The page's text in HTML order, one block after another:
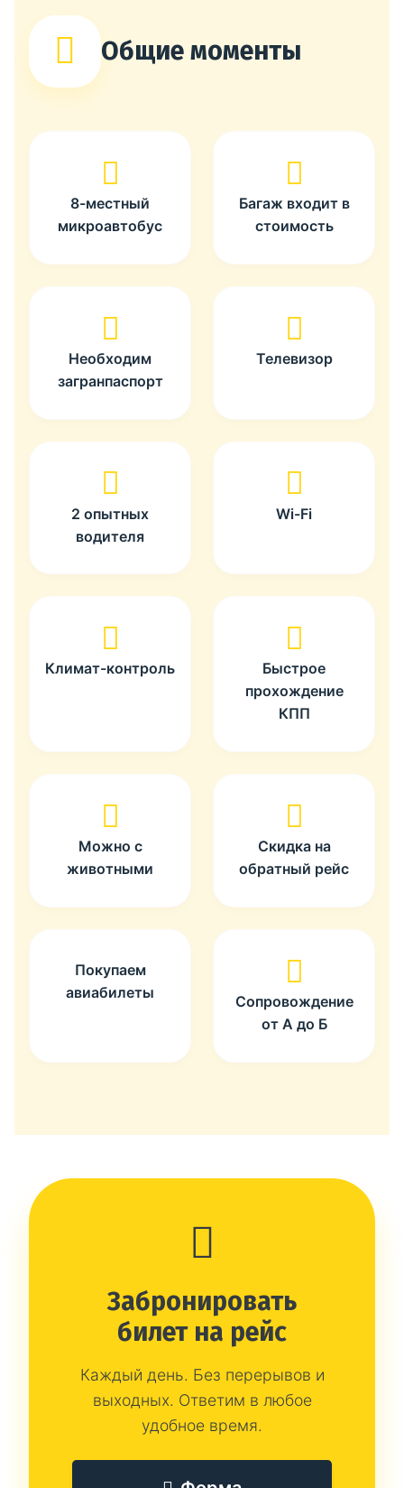
Общие моменты
8-местный
микроавтобус
Багаж входит в
стоимость
Необходим
загранпаспорт
Телевизор
2 опытных
водителя
Wi-Fi
Климат-контроль
Быстрое
прохождение
КПП
Можно с
животными
Скидка на
обратный рейс
Покупаем
авиабилеты
Сопровождение
от А до Б
Забронировать
билет на рейс
Каждый день. Без перерывов и
выходных. Ответим в любое
удобное время.